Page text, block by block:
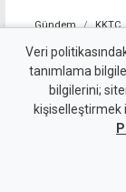
Gündem KKTC
Girne-
Veri
tanımlama
bilgilerini;
kişiselleştirmek